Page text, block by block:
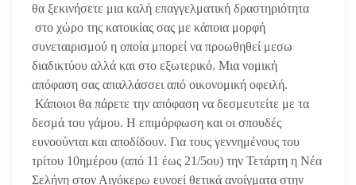
θα ξεκινήσετε μια καλή επαγγελματική δραστηριότητα
στο χώρο της κατοικίας σας με κάποια μορφή
συνεταιρισμού η οποία μπορεί να προωθηθεί μεσω
διαδικτύου αλλά και στο εξωτερικό. Μια νομική
απόφαση σας απαλλάσσει από οικονομική οφειλή.
Κάποιοι θα πάρετε την απόφαση να δεσμευτείτε με τα
δεσμά του γάμου. Η επιμόρφωση και οι σπουδές
ευνοούνται και αποδίδουν. Για τους γεννημένους του
τρίτου 10ημέρου (από 11 έως 21/5ου) την Τετάρτη η Νέα
Σελήνη στον Αιγόκερω ευνοεί θετικά ανοίγματα στην